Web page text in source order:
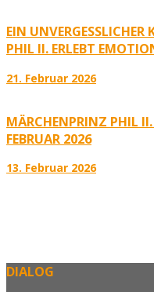
EIN
PHIL II. ERLEBT
21. Februar 2026
MÄRCHENPRINZ PHIL
FEBRUAR 2026
13. Februar 2026
DIALOG